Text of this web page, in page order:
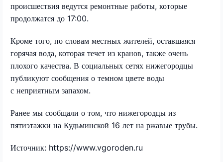
происшествия ведутся ремонтные работы, которые
продолжатся до 17:00.
Кроме того, по словам местных жителей, оставшаяся
горячая вода, которая течет из кранов, также очень
плохого качества. В социальных сетях нижегородцы
публикуют сообщения о темном цвете воды
с неприятным запахом.
Ранее мы сообщали о том, что нижегородцы из
пятиэтажки на Кудьминской 16 лет на ржавые трубы.
Источник: https://www.vgoroden.ru